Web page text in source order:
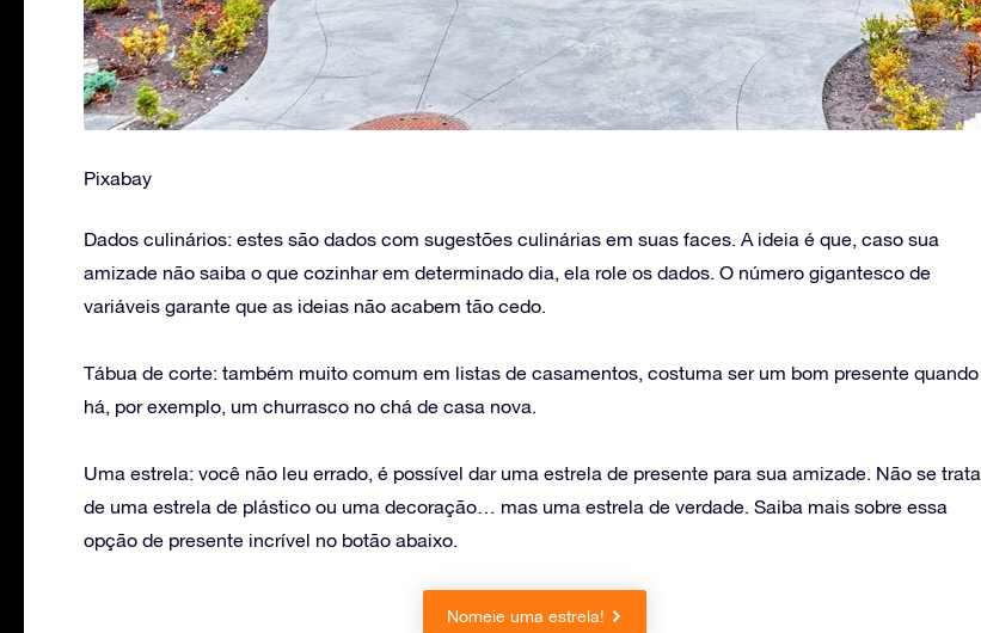
Pixabay
Dados culinários: estes são dados com sugestões culinárias em suas faces. A ideia é que, caso sua
amizade não saiba o que cozinhar em determinado dia, ela role os dados. O número gigantesco de
variáveis garante que as ideias não acabem tão cedo.
Tábua de corte: também muito comum em listas de casamentos, costuma ser um bom presente quando
há, por exemplo, um churrasco no chá de casa nova.
Uma estrela: você não leu errado, é possível dar uma estrela de presente para sua amizade. Não se trata
de uma estrela de plástico ou uma decoração… mas uma estrela de verdade. Saiba mais sobre essa
opção de presente incrível no botão abaixo.
Nomeie uma estrela!